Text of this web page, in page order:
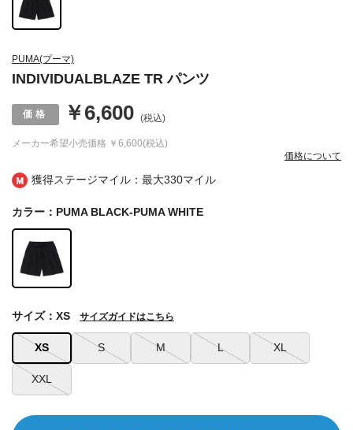
獲得ステージマイル：最大330マイル
PUMA(プーマ)
INDIVIDUALBLAZE TR パンツ
メーカー希望小売価格 ￥6,600(税込)
￥6,600 (税込)
価格について
カラー：PUMA BLACK-PUMA WHITE
XS S M L XL
XXL
サイズ：XS サイズガイドはこちら